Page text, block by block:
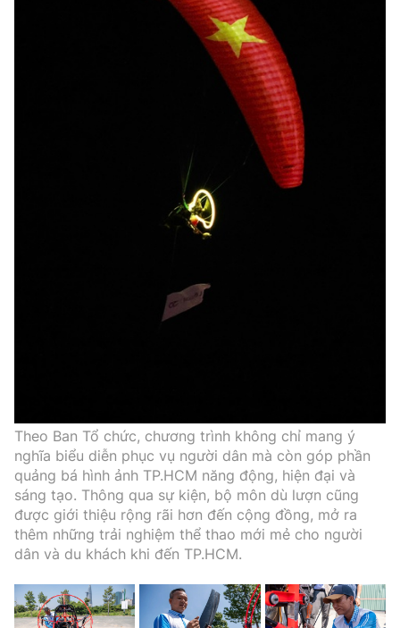
Theo Ban Tổ chức, chương trình không chỉ mang ý
nghĩa biểu diễn phục vụ người dân mà còn góp phần
quảng bá hình ảnh TP.HCM năng động, hiện đại và
sáng tạo. Thông qua sự kiện, bộ môn dù lượn cũng
được giới thiệu rộng rãi hơn đến cộng đồng, mở ra
thêm những trải nghiệm thể thao mới mẻ cho người
dân và du khách khi đến TP.HCM.